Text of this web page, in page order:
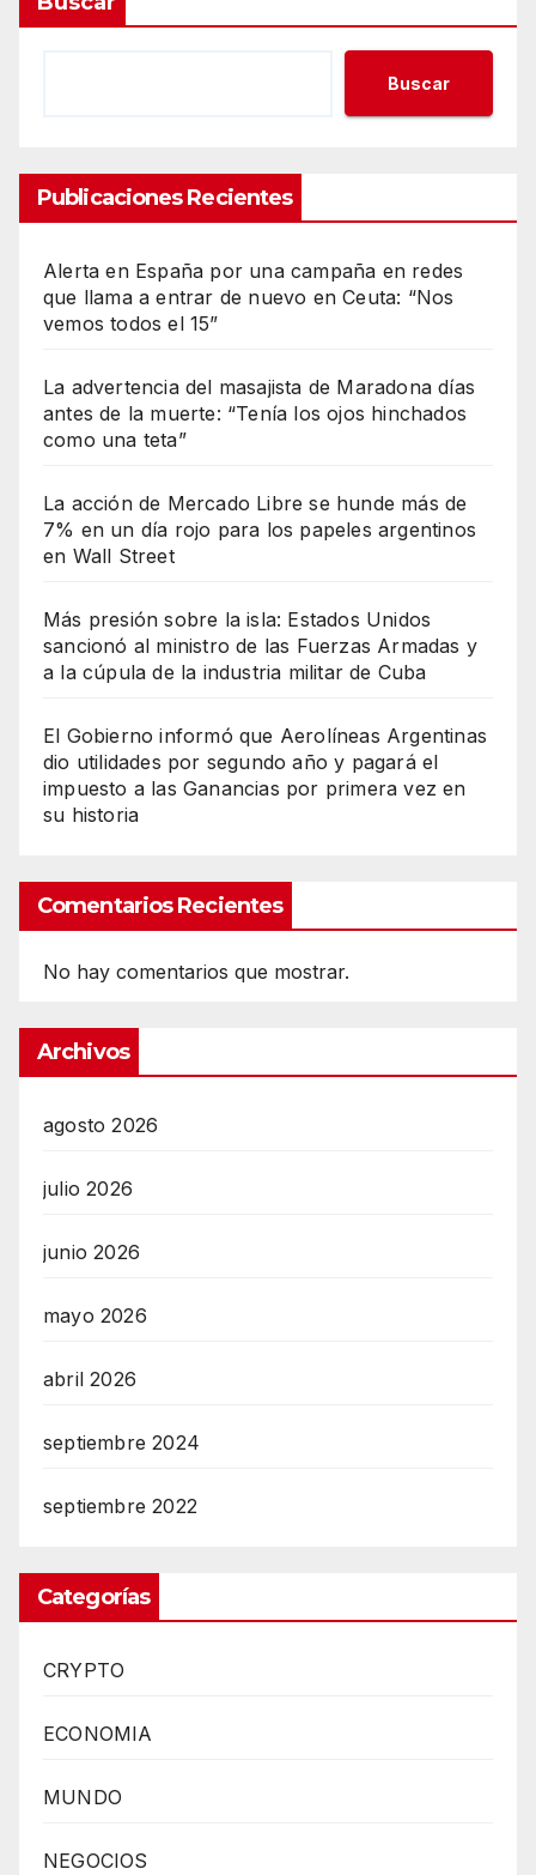
Buscar
Publicaciones Recientes
Alerta en España por una campaña en redes
que llama a entrar de nuevo en Ceuta: “Nos
vemos todos el 15”
La advertencia del masajista de Maradona días
antes de la muerte: “Tenía los ojos hinchados
como una teta”
La acción de Mercado Libre se hunde más de
7% en un día rojo para los papeles argentinos
en Wall Street
Más presión sobre la isla: Estados Unidos
sancionó al ministro de las Fuerzas Armadas y
a la cúpula de la industria militar de Cuba
El Gobierno informó que Aerolíneas Argentinas
dio utilidades por segundo año y pagará el
impuesto a las Ganancias por primera vez en
su historia
Comentarios Recientes
No hay comentarios que mostrar.
Archivos
agosto 2026
julio 2026
junio 2026
mayo 2026
abril 2026
septiembre 2024
septiembre 2022
Categorías
CRYPTO
ECONOMIA
MUNDO
NEGOCIOS